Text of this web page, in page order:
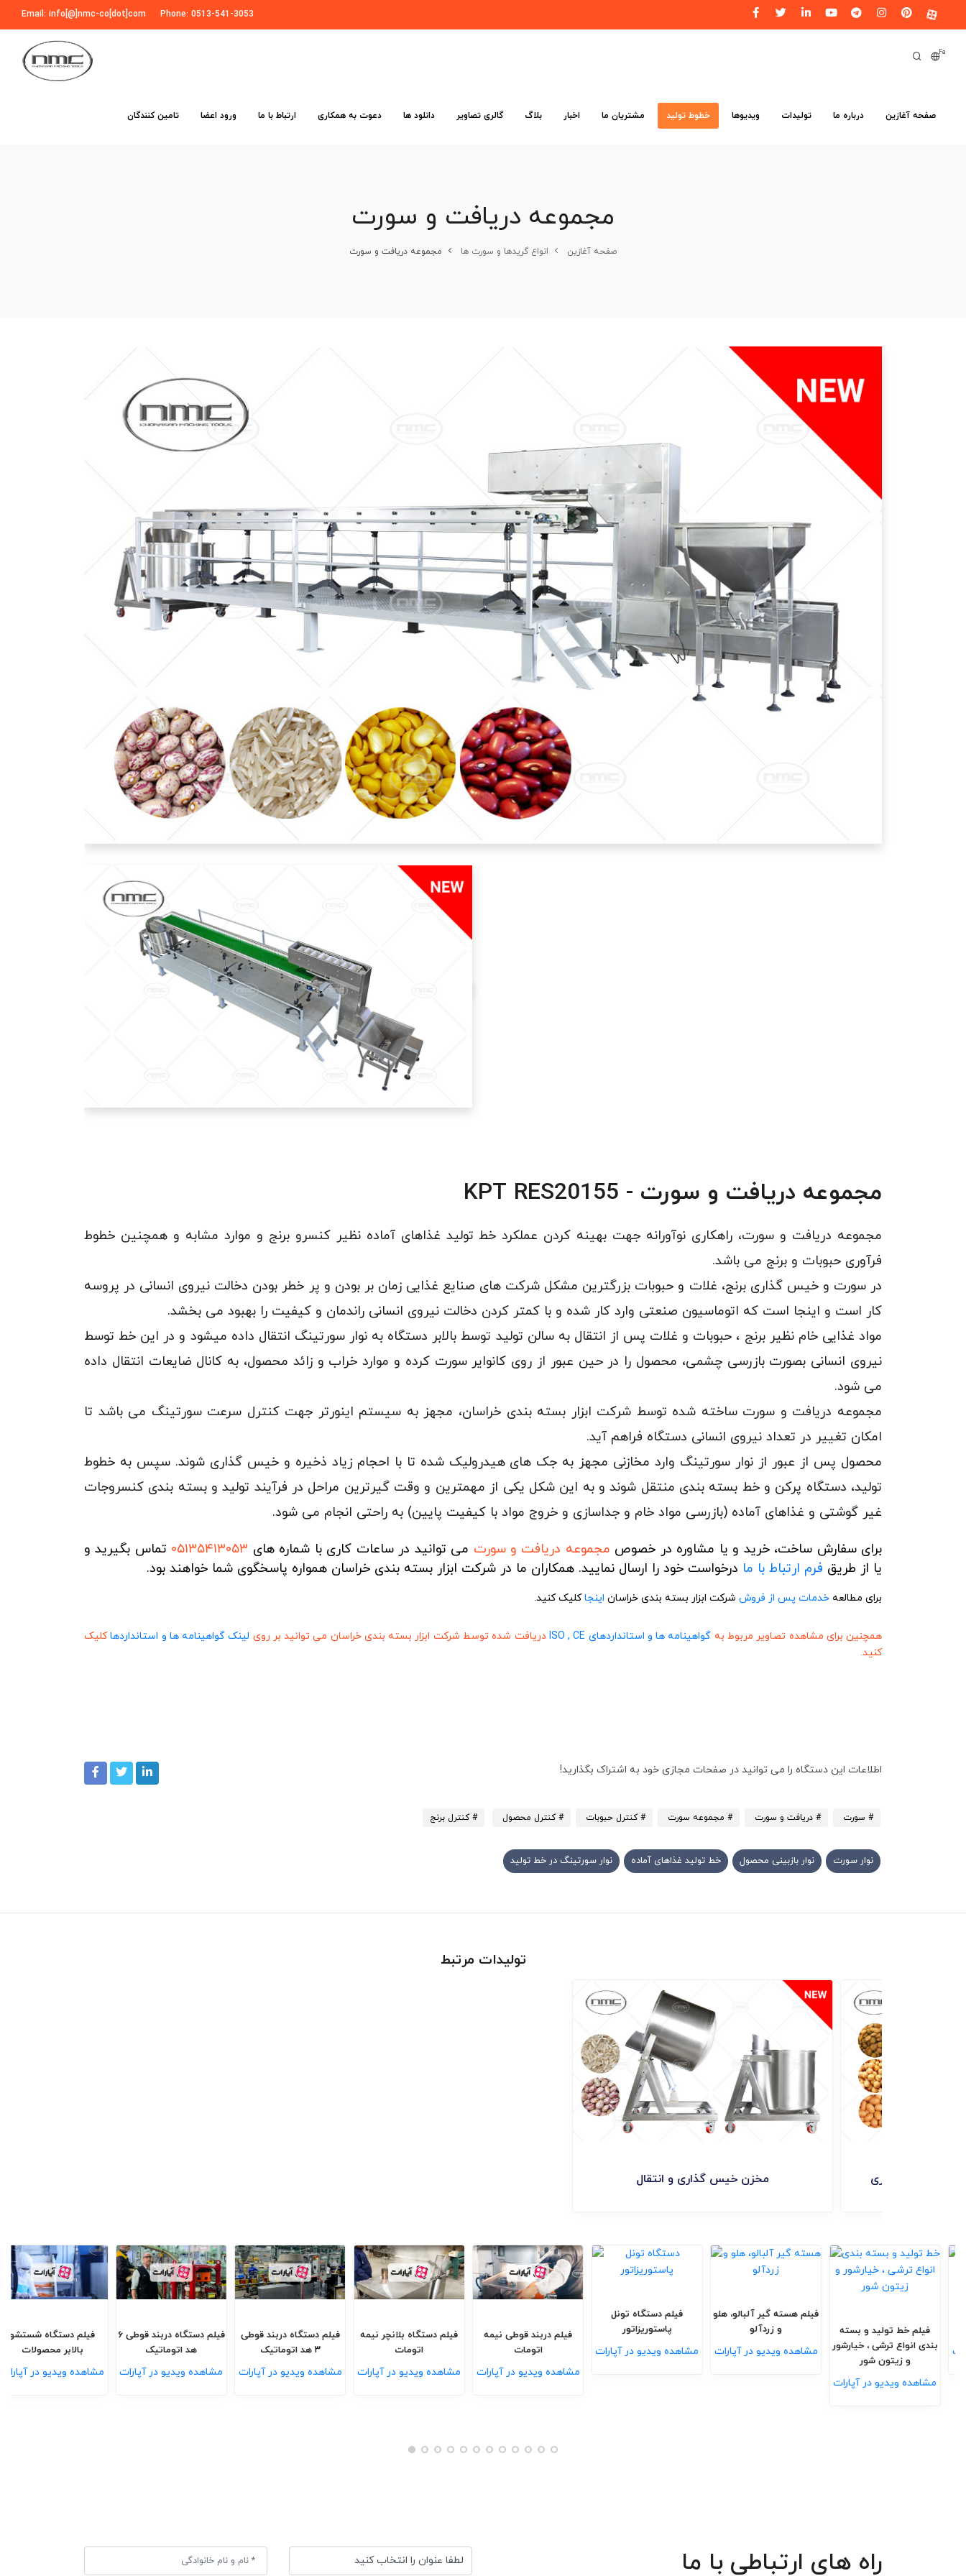
Phone: 0513-541-3053
Email: info[@]nmc-co[dot]com
Fa
صفحه آغازین درباره ما تولیدات ویدیوها خطوط تولید مشتریان ما اخبار بلاگ گالری تصاویر دانلود ها دعوت به همکاری ارتباط با ما ورود اعضا تامین کنندگان
مجموعه دریافت و سورت
صفحه آغازین انواع گریدها و سورت ها مجموعه دریافت و سورت
مجموعه دریافت و سورت - KPT RES20155
مجموعه دریافت و سورت، راهکاری نوآورانه جهت بهینه کردن عملکرد خط تولید غذاهای آماده نظیر کنسرو برنج و موارد مشابه و همچنین خطوط
فرآوری حبوبات و برنج می باشد.
در سورت و خیس گذاری برنج، غلات و حبوبات بزرگترین مشکل شرکت های صنایع غذایی زمان بر بودن و پر خطر بودن دخالت نیروی انسانی در پروسه
کار است و اینجا است که اتوماسیون صنعتی وارد کار شده و با کمتر کردن دخالت نیروی انسانی راندمان و کیفیت را بهبود می بخشد.
مواد غذایی خام نظیر برنج ، حبوبات و غلات پس از انتقال به سالن تولید توسط بالابر دستگاه به نوار سورتینگ انتقال داده میشود و در این خط توسط
نیروی انسانی بصورت بازرسی چشمی، محصول را در حین عبور از روی کانوایر سورت کرده و موارد خراب و زائد محصول، به کانال ضایعات انتقال داده
می شود.
مجموعه دریافت و سورت ساخته شده توسط شرکت ابزار بسته بندی خراسان، مجهز به سیستم اینورتر جهت کنترل سرعت سورتینگ می باشد تا
امکان تغییر در تعداد نیروی انسانی دستگاه فراهم آید.
محصول پس از عبور از نوار سورتینگ وارد مخازنی مجهز به جک های هیدرولیک شده تا با احجام زیاد ذخیره و خیس گذاری شوند. سپس به خطوط
تولید، دستگاه پرکن و خط بسته بندی منتقل شوند و به این شکل یکی از مهمترین و وقت گیرترین مراحل در فرآیند تولید و بسته بندی کنسروجات
غیر گوشتی و غذاهای آماده (بازرسی مواد خام و جداسازی و خروج مواد با کیفیت پایین) به راحتی انجام می شود.
برای سفارش ساخت، خرید و یا مشاوره در خصوص مجموعه دریافت و سورت می توانید در ساعات کاری با شماره های ۰۵۱۳۵۴۱۳۰۵۳ تماس بگیرید و
یا از طریق فرم ارتباط با ما درخواست خود را ارسال نمایید. همکاران ما در شرکت ابزار بسته بندی خراسان همواره پاسخگوی شما خواهند بود.
برای مطالعه خدمات پس از فروش شرکت ابزار بسته بندی خراسان اینجاکلیک کنید.
همچنین برای مشاهده تصاویر مربوط به گواهینامه ها و استانداردهای ISO , CE دریافت شده توسط شرکت ابزار بسته بندی خراسان می توانید بر روی لینک گواهینامه ها و استانداردهاکلیک
کنید.
اطلاعات این دستگاه را می توانید در صفحات مجازی خود به اشتراک بگذارید!
# سورت # دریافت و سورت # مجموعه سورت # کنترل حبوبات # کنترل محصول ‌ # کنترل برنج
نوار سورت نوار بازبینی محصول خط تولید غذاهای آماده نوار سورتینگ در خط تولید
تولیدات مرتبط
دستگاه بلانچر اتوماتیک حبوبات ۶.۵ متری
فیلم دستگاه دربند قوطی ۶
هد اتوماتیک
مشاهده ویدیو در آپارات
فیلم دستگاه دربند قوطی
مشاهده ویدیو در آپارات
فیلم دستگاه بلانچر نیمه
اتومات
مشاهده ویدیو در آپارات
فیلم دربند قوطی نيمه
اتومات
مشاهده ویدیو در آپارات
پاستوریزاتور
مشاهده ویدیو در آپارات
فیلم هسته گیر آلبالو، هلو
و زردآلو
مشاهده ویدیو در آپارات
فیلم خط تولید و بسته
بندی انواع ترشی ، خیارشور
و زیتون شور
حبوبات
مشاهده ویدیو در آپارات
راه های ارتباطی با ما